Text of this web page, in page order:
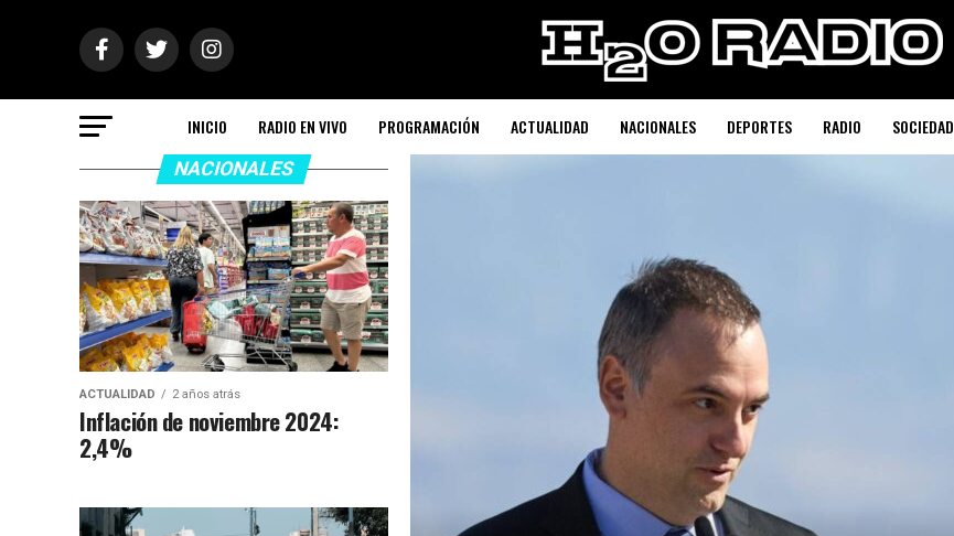
INICIO RADIO EN VIVO PROGRAMACIÓN ACTUALIDAD NACIONALES DEPORTES RADIO SOCIEDAD
NACIONALES
ACTUALIDAD 2 años atrás
Inflación de noviembre 2024:
2,4%